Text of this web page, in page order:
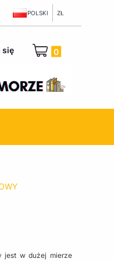
POLSKI ZŁ
się Produkty w
jest w dużej mierze